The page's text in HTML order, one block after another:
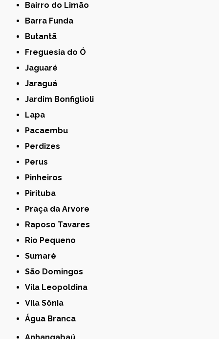
Bairro do Limão
Barra Funda
Butantã
Freguesia do Ó
Jaguaré
Jaraguá
Jardim Bonfiglioli
Lapa
Pacaembu
Perdizes
Perus
Pinheiros
Pirituba
Praça da Arvore
Raposo Tavares
Rio Pequeno
Sumaré
São Domingos
Vila Leopoldina
Vila Sônia
Água Branca